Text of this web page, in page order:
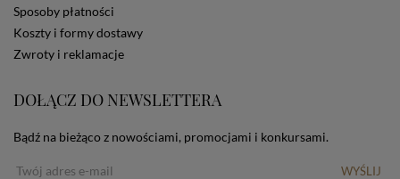
Sposoby płatności
Koszty i formy dostawy
Zwroty i reklamacje
DOŁĄCZ DO NEWSLETTERA
Bądź na bieżąco z nowościami, promocjami i konkursami.
WYŚLIJ